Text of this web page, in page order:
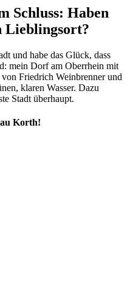
Schluss: Haben
Lieblingsort?
und habe das Glück, dass
mein Dorf am Oberrhein mit
Friedrich Weinbrenner und
klaren Wasser. Dazu
Stadt überhaupt.
Korth!